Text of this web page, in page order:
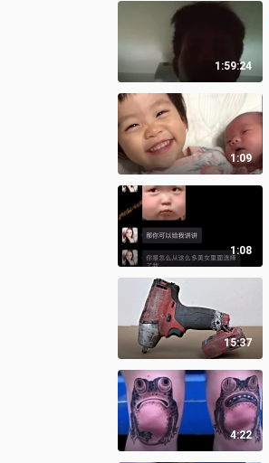
1:59:24
1:09
1:08
15:37
4:22